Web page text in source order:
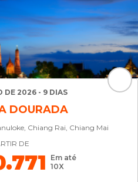
DE 2026 - 9 DIAS
DOURADA
Chiang Rai, Chiang Mai
DE
Em até
10X